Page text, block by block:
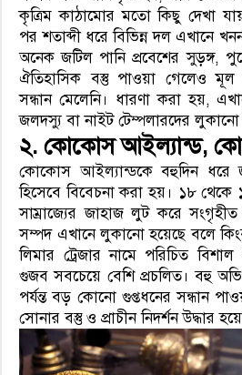
কৃত্রিম কাঠামোর মতো কিছু দেখা
পর শতাব্দী ধরে বিভিন্ন দল এখানে
অনেক জটিল পানি প্রবেশের সুড়ঙ্গ,
ঐতিহাসিক বস্তু পাওয়া গেলেও মূল
সন্ধান মেলেনি। ধারণা করা হয়,
জলদস্যু বা নাইট টেম্পলারদের লুকানো
২. কোকোস আইল্যান্ড,
কোকোস আইল্যান্ডকে বহুদিন ধরে
হিসেবে বিবেচনা করা হয়। ১৮ থেকে
সাম্রাজ্যের জাহাজ লুট করে
সম্পদ এখানে লুকানো হয়েছে বলে
লিমার ট্রেজার নামে পরিচিত
গুজব সবচেয়ে বেশি প্রচলিত। বহু
পর্যন্ত বড় কোনো গুপ্তধনের সন্ধান
সোনার বস্তু ও প্রাচীন নিদর্শন উদ্ধার